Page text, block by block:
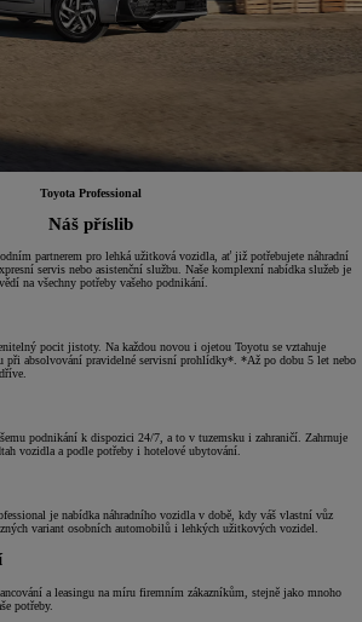
Toyota Professional
Náš příslib
partnerem pro lehká užitková vozidla, ať již potřebujete náhradní
servis nebo asistenční službu. Naše komplexní nabídka služeb je
na všechny potřeby vašeho podnikání.
pocit jistoty. Na každou novou i ojetou Toyotu se vztahuje
při absolvování pravidelné servisní prohlídky*. *Až po dobu 5 let nebo
podnikání k dispozici 24/7, a to v tuzemsku i zahraničí. Zahrnuje
vozidla a podle potřeby i hotelové ubytování.
je nabídka náhradního vozidla v době, kdy váš vlastní vůz
variant osobních automobilů i lehkých užitkových vozidel.
a leasingu na míru firemním zákazníkům, stejně jako mnoho
potřeby.